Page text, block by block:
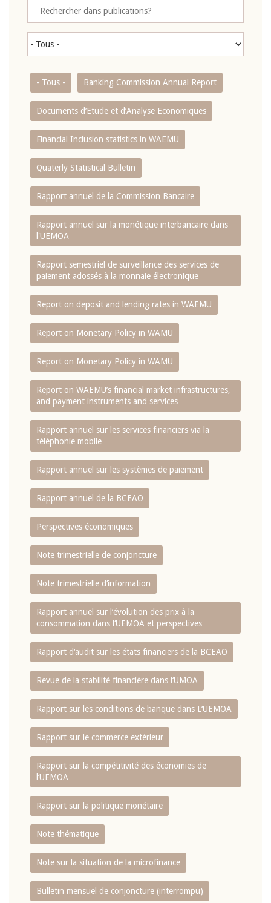
- Tous - Banking Commission Annual Report
Documents d’Etude et d’Analyse Economiques
Financial Inclusion statistics in WAEMU
Quaterly Statistical Bulletin
Rapport annuel de la Commission Bancaire
Rapport annuel sur la monétique interbancaire dans
l'UEMOA
Rapport semestriel de surveillance des services de
paiement adossés à la monnaie électronique
Report on deposit and lending rates in WAEMU
Report on Monetary Policy in WAMU
Report on Monetary Policy in WAMU
Report on WAEMU’s financial market infrastructures,
and payment instruments and services
Rapport annuel sur les services financiers via la
téléphonie mobile
Rapport annuel sur les systèmes de paiement
Rapport annuel de la BCEAO
Perspectives économiques
Note trimestrielle de conjoncture
Note trimestrielle d‘information
Rapport annuel sur l‘évolution des prix à la
consommation dans l‘UEMOA et perspectives
Rapport d‘audit sur les états financiers de la BCEAO
Revue de la stabilité financière dans l‘UMOA
Rapport sur les conditions de banque dans L‘UEMOA
Rapport sur le commerce extérieur
Rapport sur la compétitivité des économies de
l‘UEMOA
Rapport sur la politique monétaire
Note thématique
Note sur la situation de la microfinance
Bulletin mensuel de conjoncture (interrompu)